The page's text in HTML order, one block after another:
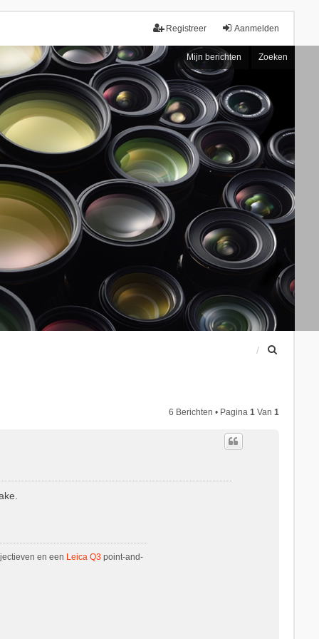
Aanmelden
Registreer
Mijn berichten Zoeken
6 Berichten • Pagina1 Van1
en een Leica Q3 point-and-